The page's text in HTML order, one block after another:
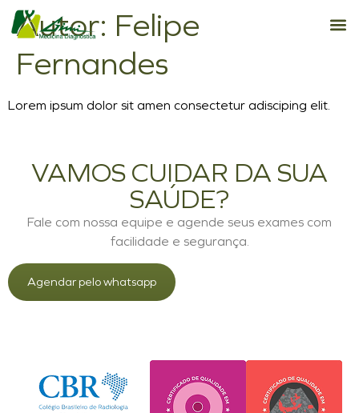
Autor: Felipe
Fernandes
Lorem ipsum dolor sit amen consectetur adisciping elit.
VAMOS CUIDAR DA SUA
SAÚDE?
Fale com nossa equipe e agende seus exames com
facilidade e segurança.
Agendar pelo whatsapp